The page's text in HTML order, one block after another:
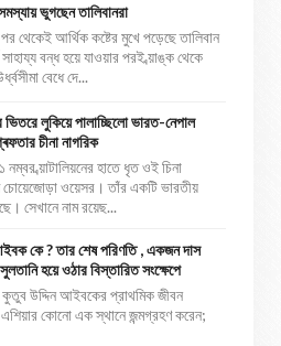
ভুগছেন তালিবানরা
থেকেই আর্থিক কষ্টের মুখে পড়েছে তালিবান
সাহায্য বন্ধ হয়ে যাওয়ার পরই ব্য়াঙ্ক থেকে
বেধে দে...
ভিতরে লুকিয়ে পালাচ্ছিলো ভারত-নেপাল
চীনা নাগরিক
ব্য়াটালিয়নের হাতে ধৃত ওই চিনা
চোয়েজোড়া ওয়েসর। তাঁর একটি ভারতীয়
সেখানে নাম রয়েছ...
কে ? তার শেষ পরিণতি , একজন দাস
হয়ে ওঠার বিস্তারিত সংক্ষেপে
আইবকের প্রাথমিক জীবন
কোনো এক স্থানে জন্মগ্রহণ করেন;